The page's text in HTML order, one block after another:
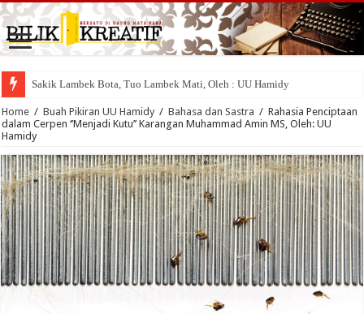
Sakik Lambek Bota, Tuo Lambek Mati, Oleh : UU Hamidy
Home / Buah Pikiran UU Hamidy / Bahasa dan Sastra / Rahasia Penciptaan
dalam Cerpen ‘’Menjadi Kutu’’ Karangan Muhammad Amin MS, Oleh: UU
Hamidy